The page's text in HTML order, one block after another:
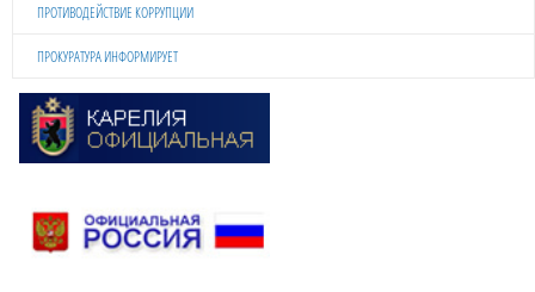
ПРОТИВОДЕЙСТВИЕ КОРРУПЦИИ
ПРОКУРАТУРА ИНФОРМИРУЕТ